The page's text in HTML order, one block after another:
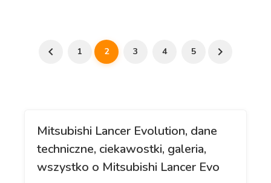
1 2 3 4 5
Mitsubishi Lancer Evolution, dane
techniczne, ciekawostki, galeria,
wszystko o Mitsubishi Lancer Evo